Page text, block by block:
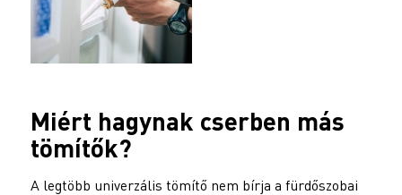
Miért hagynak cserben más
tömítők?
A legtöbb univerzális tömítő nem bírja a fürdőszobai